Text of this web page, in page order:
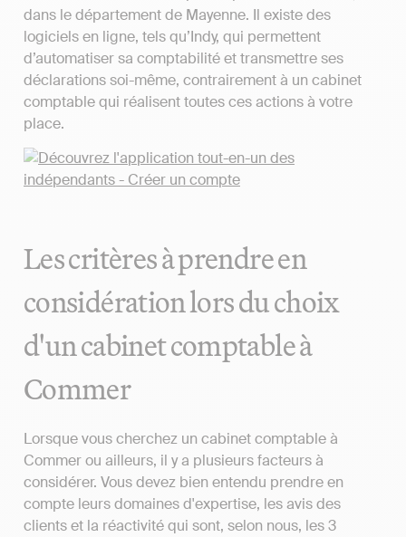
dans le département de Mayenne. Il existe des
logiciels en ligne, tels qu’Indy, qui permettent
d’automatiser sa comptabilité et transmettre ses
déclarations soi-même, contrairement à un cabinet
comptable qui réalisent toutes ces actions à votre
place.
Les critères à prendre en
considération lors du choix
d'un cabinet comptable à
Commer
Lorsque vous cherchez un cabinet comptable à
Commer ou ailleurs, il y a plusieurs facteurs à
considérer. Vous devez bien entendu prendre en
compte leurs domaines d'expertise, les avis des
clients et la réactivité qui sont, selon nous, les 3